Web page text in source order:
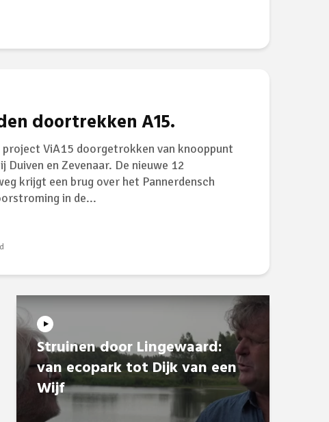
doortrekken A15.
ViA15 doorgetrokken van knooppunt
Duiven en Zevenaar. De nieuwe 12
krijgt een brug over het Pannerdensch
in de...
Struinen door Lingewaard:
van ecopark tot Dijk van een
Wijf